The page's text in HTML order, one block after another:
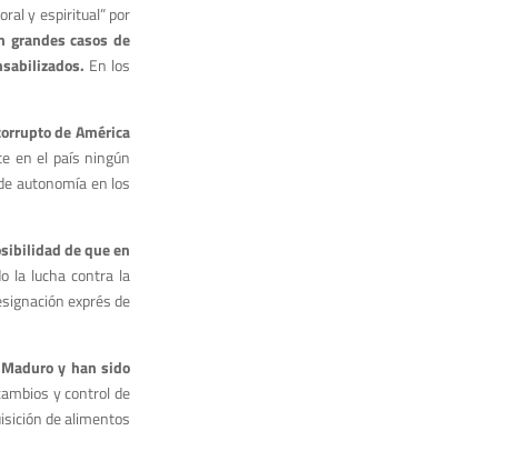
y espiritual” por
grandes casos de
En los
de América
en el país ningún
autonomía en los
de que en
la lucha contra la
exprés de
y han sido
y control de
de alimentos